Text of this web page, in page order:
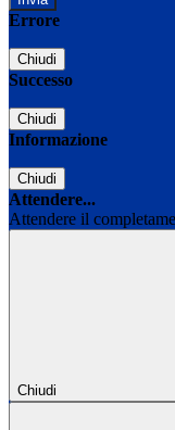
Errore
Chiudi
Successo
Chiudi
Informazione
Chiudi
Attendere...
Attendere il
Chiudi